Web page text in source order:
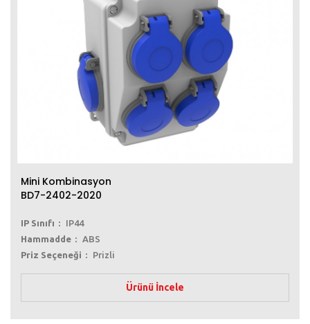
Mini Kombinasyon
BD7-2402-2020
IP Sınıfı
IP44
Hammadde
ABS
Priz Seçeneği
Prizli
Ürünü İncele